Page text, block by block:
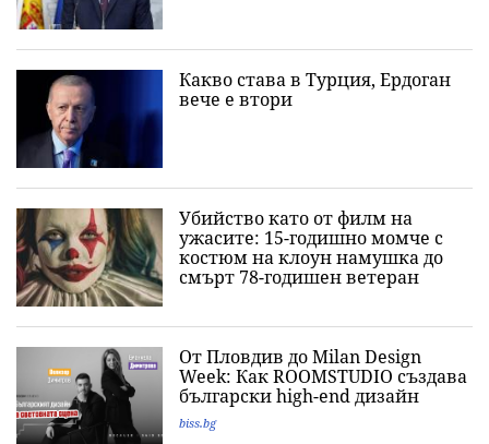
Какво става в Турция, Ердоган
вече е втори
Убийство като от филм на
ужасите: 15-годишно момче с
костюм на клоун намушка до
смърт 78-годишен ветеран
От Пловдив до Milan Design
Week: Как ROOMSTUDIO създава
български high-end дизайн
biss.bg